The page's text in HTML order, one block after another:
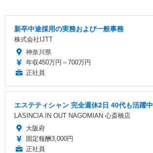
新卒中途採用の実務および一般事務
株式会社IJTT
神奈川県
年収450万円～700万円
正社員
エステティシャン 完全週休2日 40代も活躍中
LASINCIA IN OUT NAGOMIAN 心斎橋店
大阪府
固定報酬3,000円
正社員